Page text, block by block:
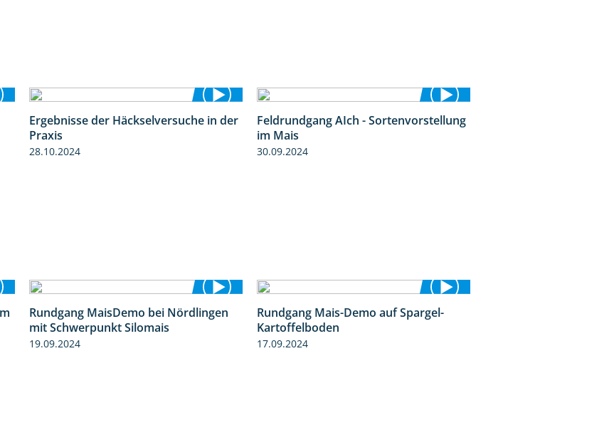
5:16
Ergebnisse der Häckselversuche in der
Praxis
28.10.2024
11:24
Feldrundgang AIch - Sortenvorstellung
im Mais
30.09.2024
10:51
Rundgang MaisDemo bei Nördlingen
mit Schwerpunkt Silomais
19.09.2024
9:53
Rundgang Mais-Demo auf Spargel-
Kartoffelboden
17.09.2024